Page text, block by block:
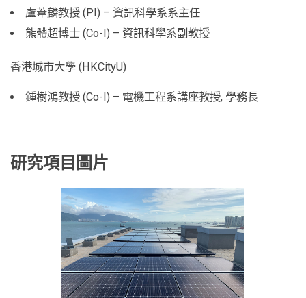
盧葦麟教授 (PI) – 資訊科學系系主任
熊體超博士 (Co-I) – 資訊科學系副教授
香港城市大學 (HKCityU)
鍾樹鴻教授 (Co-I) – 電機工程系講座教授, 學務長
研究項目圖片